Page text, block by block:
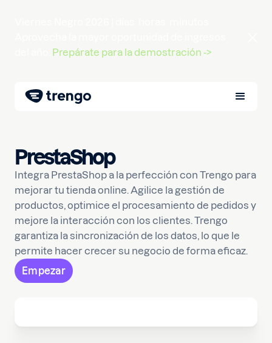
Prepárate para la demostración ->
PrestaShop
Integra PrestaShop a la perfección con Trengo para
mejorar tu tienda online. Agilice la gestión de
productos, optimice el procesamiento de pedidos y
mejore la interacción con los clientes. Trengo
garantiza la sincronización de los datos, lo que le
permite hacer crecer su negocio de forma eficaz.
Empezar